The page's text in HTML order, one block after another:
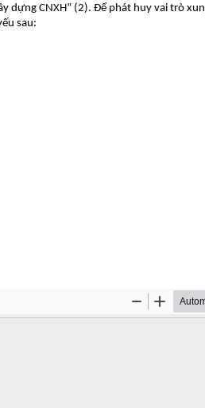
dựng CNXH” (2). Để phát huy vai trò
sau: